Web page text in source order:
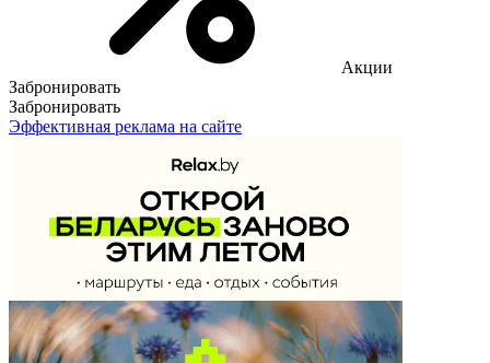
Акции
Забронировать
Забронировать
Эффективная реклама на сайте